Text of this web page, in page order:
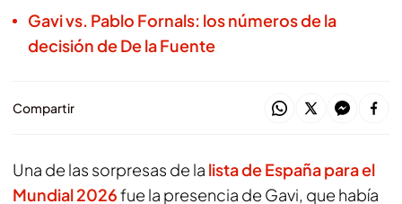
Gavi vs. Pablo Fornals: los números de la
decisión de De la Fuente
Compartir
Una de las sorpresas de la lista de España para el
Mundial 2026fue la presencia de Gavi, que había